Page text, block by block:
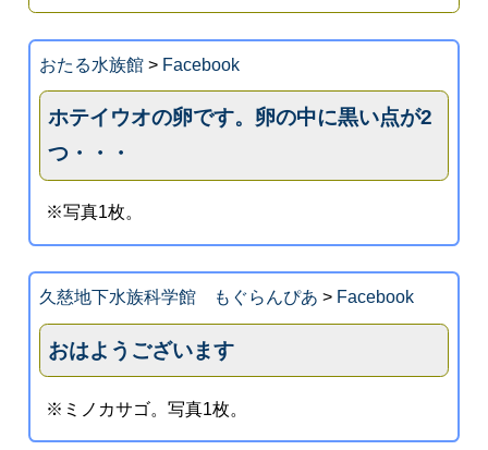
おたる水族館> Facebook
ホテイウオの卵です。卵の中に黒い点が2
つ・・・
※写真1枚。
久慈地下水族科学館 もぐらんぴあ > Facebook
おはようございます
※ミノカサゴ。写真1枚。